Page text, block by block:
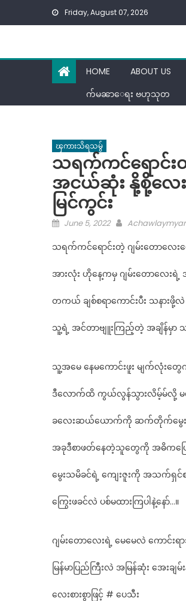
Friday, August 07, 2026
HOME ABOUT US
က်မၼာေရး ဗဟုသုတ
ၾကားသိရသမွ်
သရက်ကင်ရောင်းတဲ့
အငယ်ဆုံး နို့စို့လေး
မြင်ကွင်း
Posted
June 5, 2022 Author
Achawlaymyar
သရက်ကင်ရောင်းတဲ့ ဂျမ်းတောလေးမ
အားလုံး ဟိုနေ့ကမှ ဂျမ်းတောလေ
တကယ် ချစ်စရာကောင်းပီး သနားဖို့လဲ
သူ့ရဲ့ အင်တာဗျူးကြည့်တဲ့ အချိန်မှာ
သူ့အမေ နေမကောင်းဖူး မျက်လုံးတွေ
ဒီလောက်ထိ ကွယ်လွန်သွားလိမ့်မ်လို့ မထ
ခလေးဆယ်ယောက်ကို ဆက်တိုက်မွေးထ
အခုဒီစာဖတ်နေတဲ့သူတွေကို အဓိကပြ
မွေးသမိခင်ရဲ့ ကျေးဇူးကို အသက်ရှင်စ
ကြွေးဖခင်လဲ ပစ်မထားကြပါနဲ့နော်…။
ဂျမ်းတောလေးရဲ့ မေမေလဲ ကောင်း
မြန်မာပြည်ကြီးလဲ အမြန်ဆုံး အေးချမ်
လေးစားစွာဖြင့် # ပေသီး